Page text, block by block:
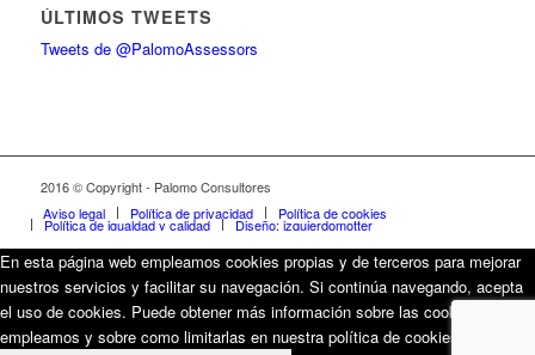
ÚLTIMOS TWEETS
Tweets de @PalomoAssessors
2016 © Copyright - Palomo Consultores
Aviso legal
Política de privacidad Política de cookies
Política de igualdad y calidad Diseño: izquierdomotter
En esta página web empleamos cookies propias y de terceros para mejorar
nuestros servicios y facilitar su navegación. Si continúa navegando, acepta
el uso de cookies. Puede obtener más información sobre las cookies que
empleamos y sobre como limitarlas en nuestra política de cookies.